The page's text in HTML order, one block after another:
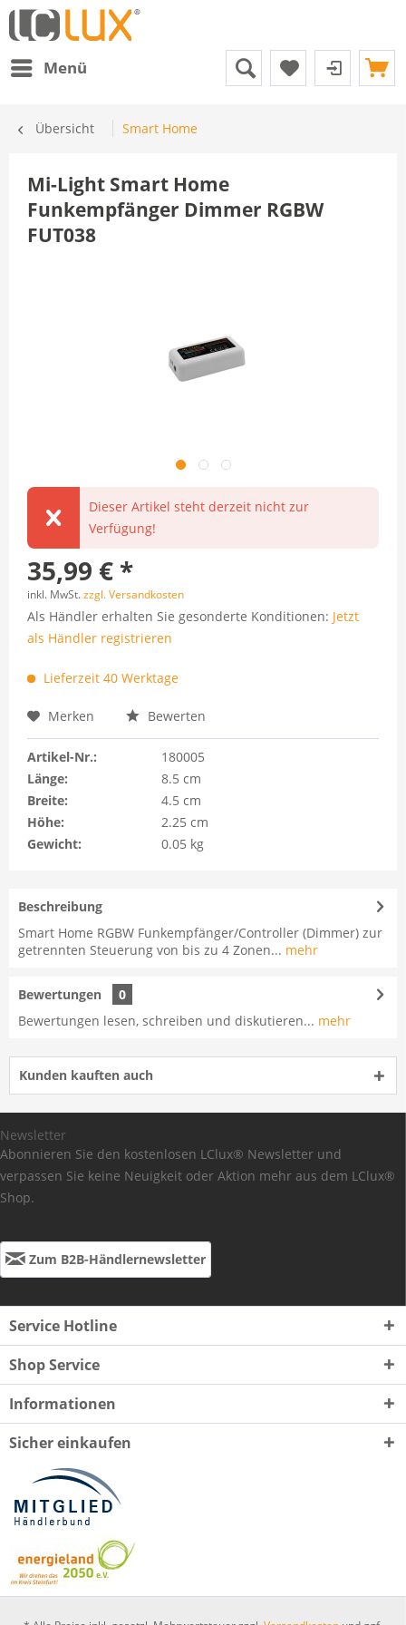
Menü
Übersicht Smart Home
Mi-Light Smart Home
Funkempfänger Dimmer RGBW
FUT038
Dieser Artikel steht derzeit nicht zur
Verfügung!
35,99 € *
inkl. MwSt.zzgl. Versandkosten
Als Händler erhalten Sie gesonderte Konditionen: Jetzt
als Händler registrieren
Lieferzeit 40 Werktage
Merken Bewerten
Artikel-Nr.:
180005
Länge:
8.5 cm
Breite:
4.5 cm
Höhe:
2.25 cm
Gewicht:
0.05 kg
Beschreibung
Smart Home RGBW Funkempfänger/Controller (Dimmer) zur
getrennten Steuerung von bis zu 4 Zonen... mehr
Bewertungen
0
Bewertungen lesen, schreiben und diskutieren... mehr
Kunden kauften auch
Newsletter
Abonnieren Sie den kostenlosen LClux® Newsletter und
verpassen Sie keine Neuigkeit oder Aktion mehr aus dem LClux®
Shop.
Zum B2B-Händlernewsletter
Service Hotline
Shop Service
Informationen
Sicher einkaufen